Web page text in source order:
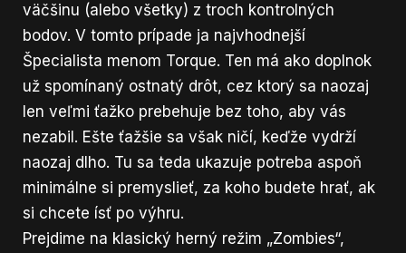
väčšinu (alebo všetky) z troch kontrolných
bodov. V tomto prípade ja najvhodnejší
Špecialista menom Torque. Ten má ako doplnok
už spomínaný ostnatý drôt, cez ktorý sa naozaj
len veľmi ťažko prebehuje bez toho, aby vás
nezabil. Ešte ťažšie sa však ničí, keďže vydrží
naozaj dlho. Tu sa teda ukazuje potreba aspoň
minimálne si premyslieť, za koho budete hrať, ak
si chcete ísť po výhru.
Prejdime na klasický herný režim „Zombies“,